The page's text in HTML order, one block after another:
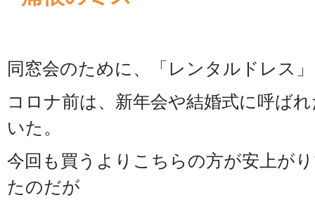
同窓会のために、「レンタルドレス
コロナ前は、新年会や結婚式に呼ば
いた。
今回も買うよりこちらの方が安上が
たのだが